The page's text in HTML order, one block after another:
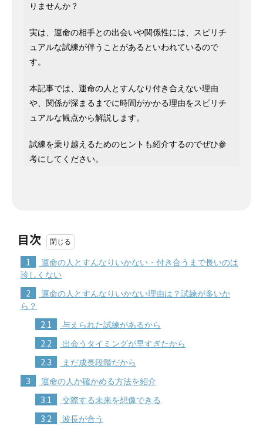
りませんか？
実は、運命の相手との出会いや関係性には、スピリチ
ュアルな試練が伴うことがあるといわれているので
す。
本記事では、運命の人とすんなり付き合えない理由
や、関係が深まるまでに時間がかかる理由をスピリチ
ュアルな観点から解説します。
試練を乗り越えるためのヒントも紹介するのでぜひ参
考にしてください。
目次
1
運命の人とすんなりいかない・付き合うまで長いのは
珍しくない
2
運命の人とすんなりいかない理由は？試練が多いか
ら？
2.1 与えられた試練があるから
2.2 出会うタイミングが早すぎたから
2.3 まだ成長段階だから
3 運命の人か確かめる方法を紹介
3.1 交際する未来を想像できる
3.2 波長が合う